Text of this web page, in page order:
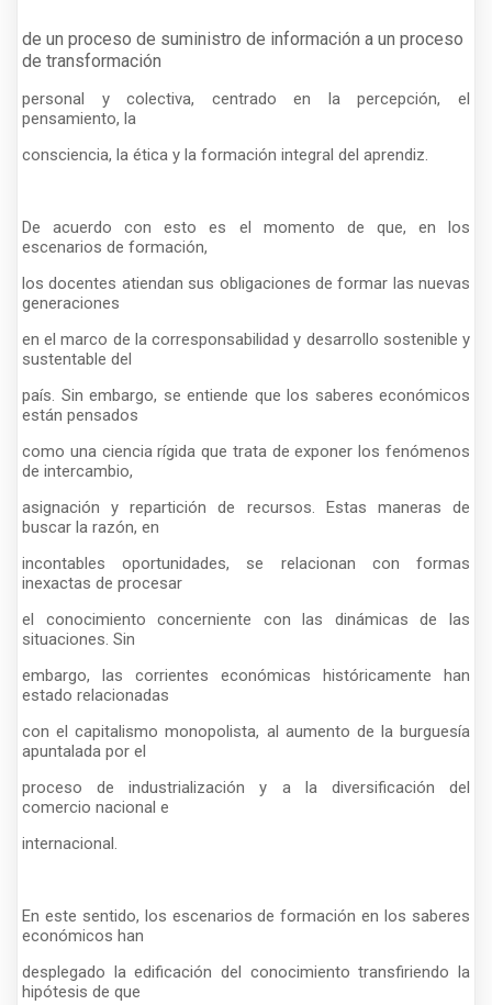
de un proceso de suministro de información a un proceso
de transformación
personal y colectiva, centrado en la percepción, el
pensamiento, la
consciencia, la ética y la formación integral del aprendiz.
De acuerdo con esto es el momento de que, en los
escenarios de formación,
los docentes atiendan sus obligaciones de formar las nuevas
generaciones
en el marco de la corresponsabilidad y desarrollo sostenible y
sustentable del
país. Sin embargo, se entiende que los saberes económicos
están pensados
como una ciencia rígida que trata de exponer los fenómenos
de intercambio,
asignación y repartición de recursos. Estas maneras de
buscar la razón, en
incontables oportunidades, se relacionan con formas
inexactas de procesar
el conocimiento concerniente con las dinámicas de las
situaciones. Sin
embargo, las corrientes económicas históricamente han
estado relacionadas
con el capitalismo monopolista, al aumento de la burguesía
apuntalada por el
proceso de industrialización y a la diversificación del
comercio nacional e
internacional.
En este sentido, los escenarios de formación en los saberes
económicos han
desplegado la edificación del conocimiento transfiriendo la
hipótesis de que